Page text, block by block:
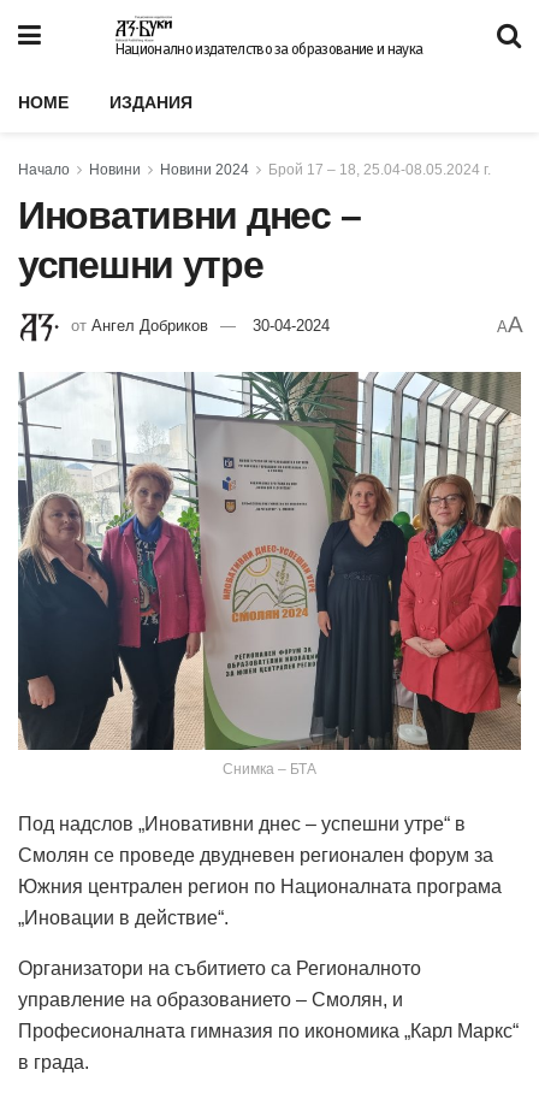
Национално издателство за образование и наука
HOME ИЗДАНИЯ
Начало Новини Новини 2024 Брой 17 – 18, 25.04-08.05.2024 г.
Иновативни днес –
успешни утре
от Ангел Добриков 30-04-2024 AA
Снимка – БТА
Под надслов „Иновативни днес – успешни утре“ в
Смолян се проведе двудневен регионален форум за
Южния централен регион по Националната програма
„Иновации в действие“.
Организатори на събитието са Регионалното
управление на образованието – Смолян, и
Професионалната гимназия по икономика „Карл Маркс“
в града.